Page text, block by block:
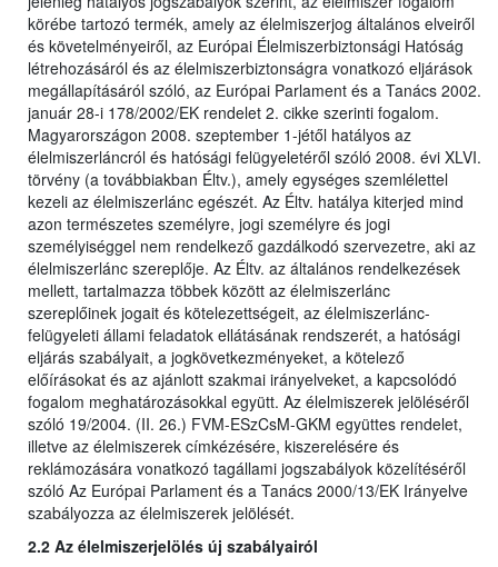
körébe tartozó termék, amely az élelmiszerjog általános elveiről
és követelményeiről, az Európai Élelmiszerbiztonsági Hatóság
létrehozásáról és az élelmiszerbiztonságra vonatkozó eljárások
megállapításáról szóló, az Európai Parlament és a Tanács 2002.
január 28-i 178/2002/EK rendelet 2. cikke szerinti fogalom.
Magyarországon 2008. szeptember 1-jétől hatályos az
élelmiszerláncról és hatósági felügyeletéről szóló 2008. évi XLVI.
törvény (a továbbiakban Éltv.), amely egységes szemlélettel
kezeli az élelmiszerlánc egészét. Az Éltv. hatálya kiterjed mind
azon természetes személyre, jogi személyre és jogi
személyiséggel nem rendelkező gazdálkodó szervezetre, aki az
élelmiszerlánc szereplője. Az Éltv. az általános rendelkezések
mellett, tartalmazza többek között az élelmiszerlánc
szereplőinek jogait és kötelezettségeit, az élelmiszerlánc-
felügyeleti állami feladatok ellátásának rendszerét, a hatósági
eljárás szabályait, a jogkövetkezményeket, a kötelező
előírásokat és az ajánlott szakmai irányelveket, a kapcsolódó
fogalom meghatározásokkal együtt. Az élelmiszerek jelöléséről
szóló 19/2004. (II. 26.) FVM-ESzCsM-GKM együttes rendelet,
illetve az élelmiszerek címkézésére, kiszerelésére és
reklámozására vonatkozó tagállami jogszabályok közelítéséről
szóló Az Európai Parlament és a Tanács 2000/13/EK Irányelve
szabályozza az élelmiszerek jelölését.
2.2 Az élelmiszerjelölés új szabályairól